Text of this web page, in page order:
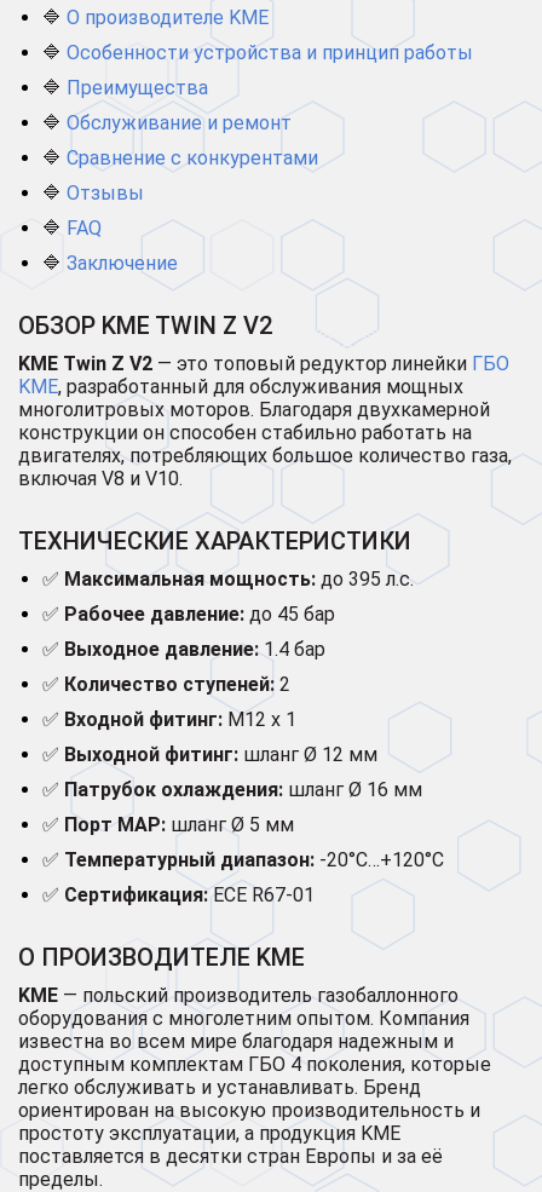
🔷 О производителе KME
🔷 Особенности устройства и принцип работы
🔷 Преимущества
🔷 Обслуживание и ремонт
🔷 Сравнение с конкурентами
🔷 Отзывы
🔷 FAQ
🔷 Заключение
ОБЗОР KME TWIN Z V2
KME Twin Z V2 — это топовый редуктор линейки ГБО
KME, разработанный для обслуживания мощных
многолитровых моторов. Благодаря двухкамерной
конструкции он способен стабильно работать на
двигателях, потребляющих большое количество газа,
включая V8 и V10.
ТЕХНИЧЕСКИЕ ХАРАКТЕРИСТИКИ
✅ Максимальная мощность: до 395 л.с.
✅ Рабочее давление: до 45 бар
✅ Выходное давление:1.4 бар
✅ Количество ступеней: 2
✅ Входной фитинг: M12 x 1
✅ Выходной фитинг: шланг Ø 12 мм
✅ Патрубок охлаждения: шланг Ø 16 мм
✅ Порт MAP: шланг Ø 5 мм
✅ Температурный диапазон: -20°C…+120°C
✅ Сертификация:ECE R67-01
О ПРОИЗВОДИТЕЛЕ KME
KME — польский производитель газобаллонного
оборудования с многолетним опытом. Компания
известна во всем мире благодаря надежным и
доступным комплектам ГБО 4 поколения, которые
легко обслуживать и устанавливать. Бренд
ориентирован на высокую производительность и
простоту эксплуатации, а продукция KME
поставляется в десятки стран Европы и за её
пределы.